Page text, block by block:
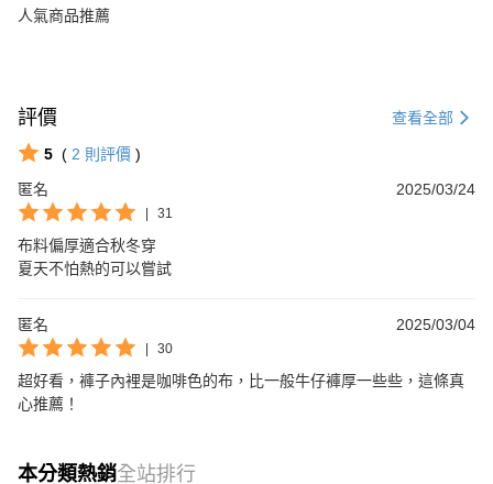
人氣商品推薦
評價 查看全部
5 ( 2 則評價 )
匿名
2025/03/24
| 31
布料偏厚適合秋冬穿
夏天不怕熱的可以嘗試
匿名 2025/03/04
| 30
超好看，褲子內裡是咖啡色的布，比一般牛仔褲厚一些些，這條真
心推薦！
本分類熱銷全站排行